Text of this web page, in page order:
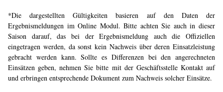
*Die dargestellten Gültigkeiten basieren auf den Daten der
Ergebnismeldungen im Online Modul. Bitte achten Sie auch in dieser
Saison darauf, das bei der Ergebnismeldung auch die Offiziellen
eingetragen werden, da sonst kein Nachweis über deren Einsatzleistung
gebracht werden kann. Sollte es Differenzen bei den angerechneten
Einsätzen geben, nehmen Sie bitte mit der Geschäftsstelle Kontakt auf
und erbringen entsprechende Dokument zum Nachweis solcher Einsätze.